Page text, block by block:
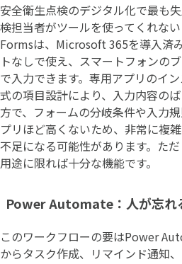
安全衛生点検のデジタル化で最も
検担当者がツールを使ってくれな
Formsは、Microsoft 365を導入済
トなしで使え、スマートフォンの
で入力できます。専用アプリのイ
式の項目設計により、入力内容の
方で、フォームの分岐条件や入力
プリほど高くないため、非常に複
不足になる可能性があります。た
用途に限れば十分な機能です。
Power Automate：人が忘れ
このワークフローの要はPower
からタスク作成、リマインド通知